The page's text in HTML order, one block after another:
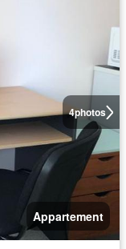
4photos
Appartement